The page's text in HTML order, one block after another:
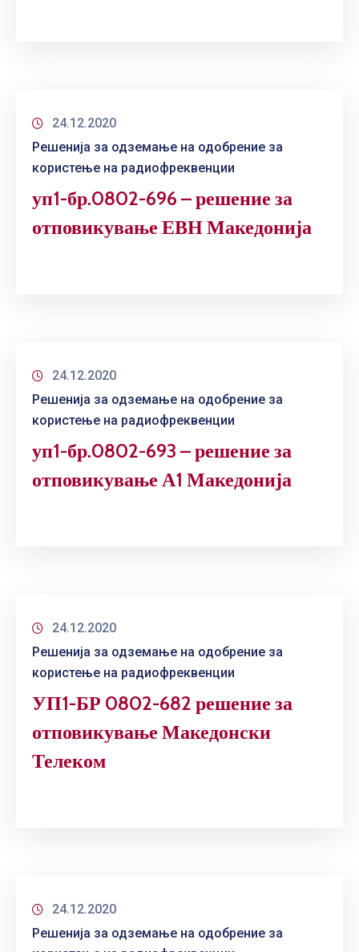
24.12.2020
Решенија за одземање на одобрение за
користење на радиофреквенции
уп1-бр.0802-696 – решение за
отповикување ЕВН Македонија
24.12.2020
Решенија за одземање на одобрение за
користење на радиофреквенции
уп1-бр.0802-693 – решение за
отповикување А1 Македонија
24.12.2020
Решенија за одземање на одобрение за
користење на радиофреквенции
УП1-БР 0802-682 решение за
отповикување Македонски
Телеком
24.12.2020
Решенија за одземање на одобрение за